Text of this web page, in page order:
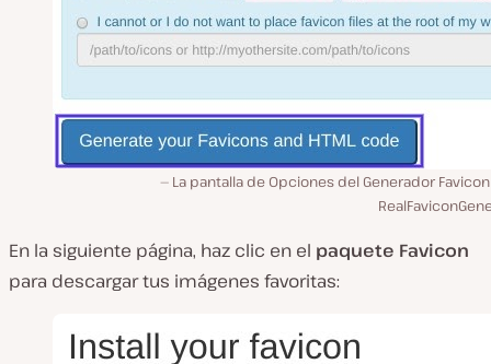
La pantalla de Opciones del Generador
En la siguiente página, haz clic en el paquete Favicon
para descargar tus imágenes favoritas: